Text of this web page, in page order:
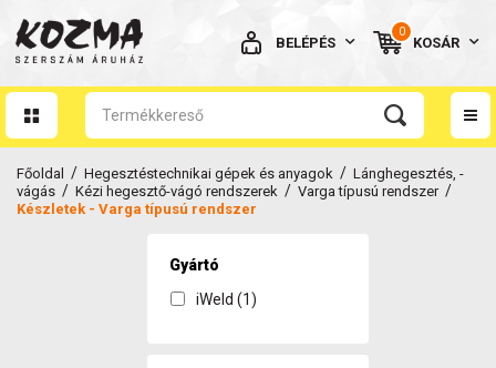
BELÉPÉS
0
KOSÁR
Főoldal / Hegesztéstechnikai gépek és anyagok / Lánghegesztés, -
vágás / Kézi hegesztő-vágó rendszerek / Varga típusú rendszer/
Készletek - Varga típusú rendszer
Gyártó
iWeld (1)